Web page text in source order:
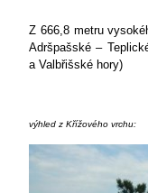
Z 666,8 metru
Adršpašské –
a Valbřišské hory)
výhled z Křížového vrchu: